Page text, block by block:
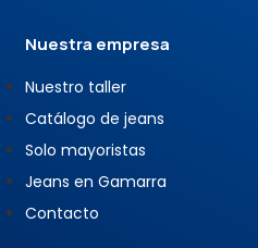
Nuestra empresa
Nuestro taller
Catálogo de jeans
Solo mayoristas
Jeans en Gamarra
Contacto